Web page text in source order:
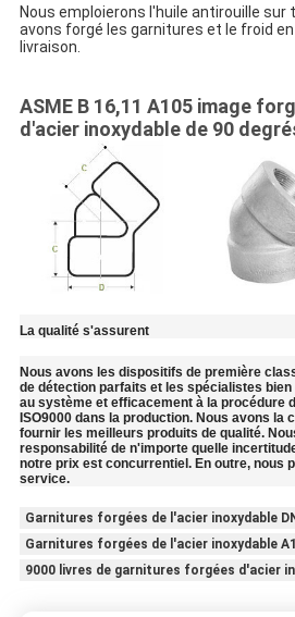
Nous emploierons l'huile antirouille sur
avons forgé les garnitures et le froid
livraison.
ASME B 16,11 A105 image
d'acier inoxydable de 90
La qualité s'assurent
Nous avons les dispositifs de première
de détection parfaits et les spécialistes
au système et efficacement à la procédure
ISO9000 dans la production. Nous avons la
fournir les meilleurs produits de qualité.
responsabilité de n'importe quelle
notre prix est concurrentiel. En outre, nous
service.
Garnitures forgées de l'acier inoxydable
Garnitures forgées de l'acier inoxydable
9000 livres de garnitures forgées d'acier